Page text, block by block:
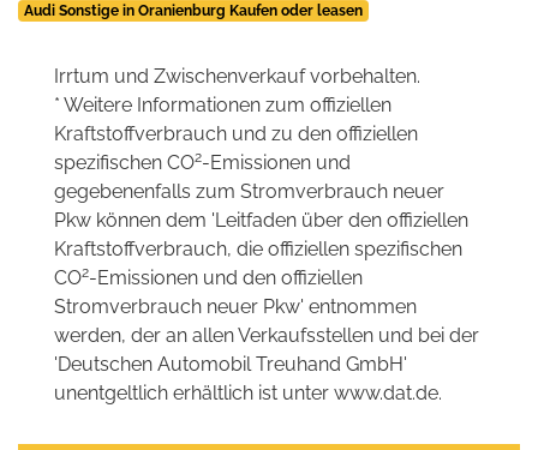
Audi Sonstige in Oranienburg Kaufen oder leasen
Irrtum und Zwischenverkauf vorbehalten.
* Weitere Informationen zum offiziellen
Kraftstoffverbrauch und zu den offiziellen
spezifischen CO2-Emissionen und
gegebenenfalls zum Stromverbrauch neuer
Pkw können dem 'Leitfaden über den offiziellen
Kraftstoffverbrauch, die offiziellen spezifischen
CO2-Emissionen und den offiziellen
Stromverbrauch neuer Pkw' entnommen
werden, der an allen Verkaufsstellen und bei der
'Deutschen Automobil Treuhand GmbH'
unentgeltlich erhältlich ist unter www.dat.de.